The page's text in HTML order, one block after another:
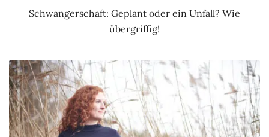
Schwangerschaft: Geplant oder ein Unfall? Wie
übergriffig!